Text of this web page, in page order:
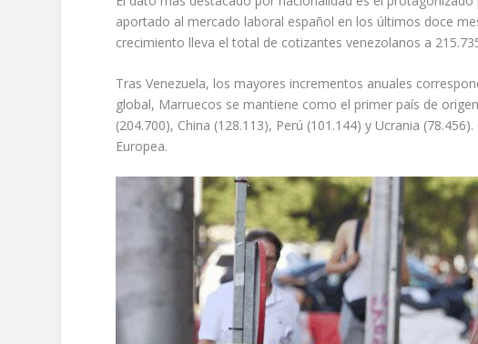
aportado al mercado laboral español en los últimos doce
crecimiento lleva el total de cotizantes venezolanos a
Tras Venezuela, los mayores incrementos anuales
global, Marruecos se mantiene como el primer país de
(204.700), China (128.113), Perú (101.144) y Ucrania
Europea.